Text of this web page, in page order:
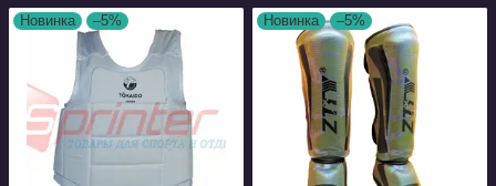
Новинка –5% Новинка –5%